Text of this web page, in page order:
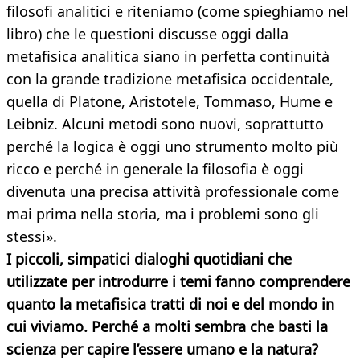
filosofi analitici e riteniamo (come spieghiamo nel
libro) che le questioni discusse oggi dalla
metafisica analitica siano in perfetta continuità
con la grande tradizione metafisica occidentale,
quella di Platone, Aristotele, Tommaso, Hume e
Leibniz. Alcuni metodi sono nuovi, soprattutto
perché la logica è oggi uno strumento molto più
ricco e perché in generale la filosofia è oggi
divenuta una precisa attività professionale come
mai prima nella storia, ma i problemi sono gli
stessi».
I piccoli, simpatici dialoghi quotidiani che
utilizzate per introdurre i temi fanno comprendere
quanto la metafisica tratti di noi e del mondo in
cui viviamo. Perché a molti sembra che basti la
scienza per capire l’essere umano e la natura?